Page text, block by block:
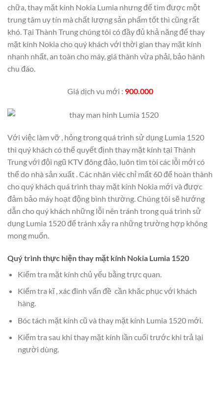
chữa, thay mặt kính Nokia Lumia nhưng để tìm được một
trung tâm uy tín mà chất lượng sản phẩm tốt thì cũng rất
khó. Tại Thành Trung chúng tôi có đầy đủ khả năng để thay
mặt kính Nokia cho quý khách với thời gian thay mặt kính
nhanh nhất, an toàn cho máy, giá thành vừa phải, bảo hành
chu đáo.
Giá dịch vu mới : 900.000
Với việc làm vỡ , hỏng trong quá trình sử dụng Lumia 1520
thì quý khách có thể quyết định thay mặt kính tại Thành
Trung với đội ngũ KTV đông đảo, luôn tìm tòi các lỗi mới có
thể do nhà sản xuất . Các nhân viêc chỉ mất 60 để hoàn thành
cho quý khách quá trình thay mặt kính Nokia mới và được
đảm bảo máy hoạt động bình thường. Chúng tôi sẽ hướng
dẫn cho quý khách những lỗi nên tránh trong quá trình sử
dụng Lumia 1520 để tránh xảy ra những trường hợp không
mong muốn.
Quý trình thực hiện thay mặt kính Nokia Lumia 1520
Kiểm tra mặt kính chủ yếu bằng trực quan.
Kiểm tra kĩ , xác đinh vấn đề cần khăc phục với khách
hàng.
Bóc tách mặt kính cũ và thay mặt kính Lumia 1520 mới.
Kiểm tra sau khi thay mặt kính lần cuối trước khi trả lại
người dùng.